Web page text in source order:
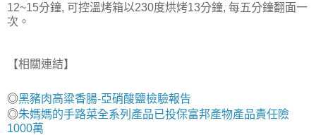
12~15分鐘, 可控溫烤箱以230度烘烤13分鐘, 每五分鐘翻面一
次。
【相關連結】
◎黑豬肉高粱香腸-亞硝酸鹽檢驗報告
◎朱媽媽的手路菜全系列產品已投保富邦產物產品責任險
1000萬